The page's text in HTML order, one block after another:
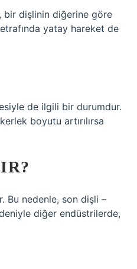
bir dişlinin diğerine göre
yatay hareket de
de ilgili bir durumdur.
boyutu artırılırsa
Bu nedenle, son dişli –
diğer endüstrilerde,